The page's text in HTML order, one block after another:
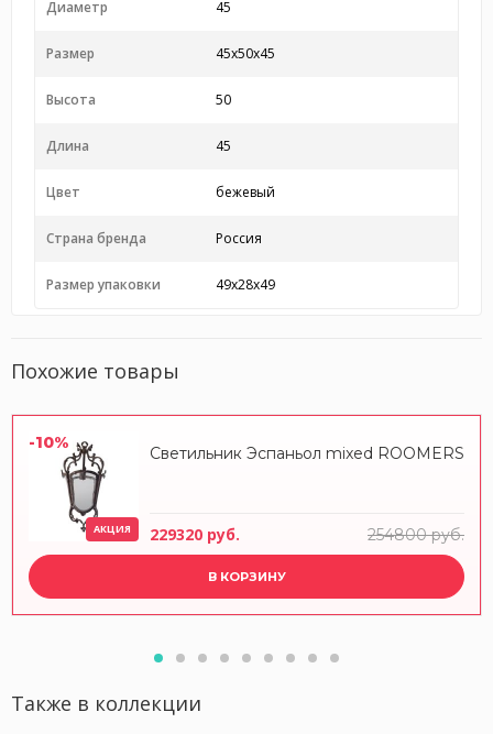
Диаметр 45
Размер 45x50x45
Высота 50
Длина 45
Цвет бежевый
Страна бренда Россия
Размер упаковки 49x28x49
Похожие товары
-10%
АКЦИЯ
Светильник Эспаньол mixed ROOMERS
229320 руб. 254800 руб.
В КОРЗИНУ
Также в коллекции